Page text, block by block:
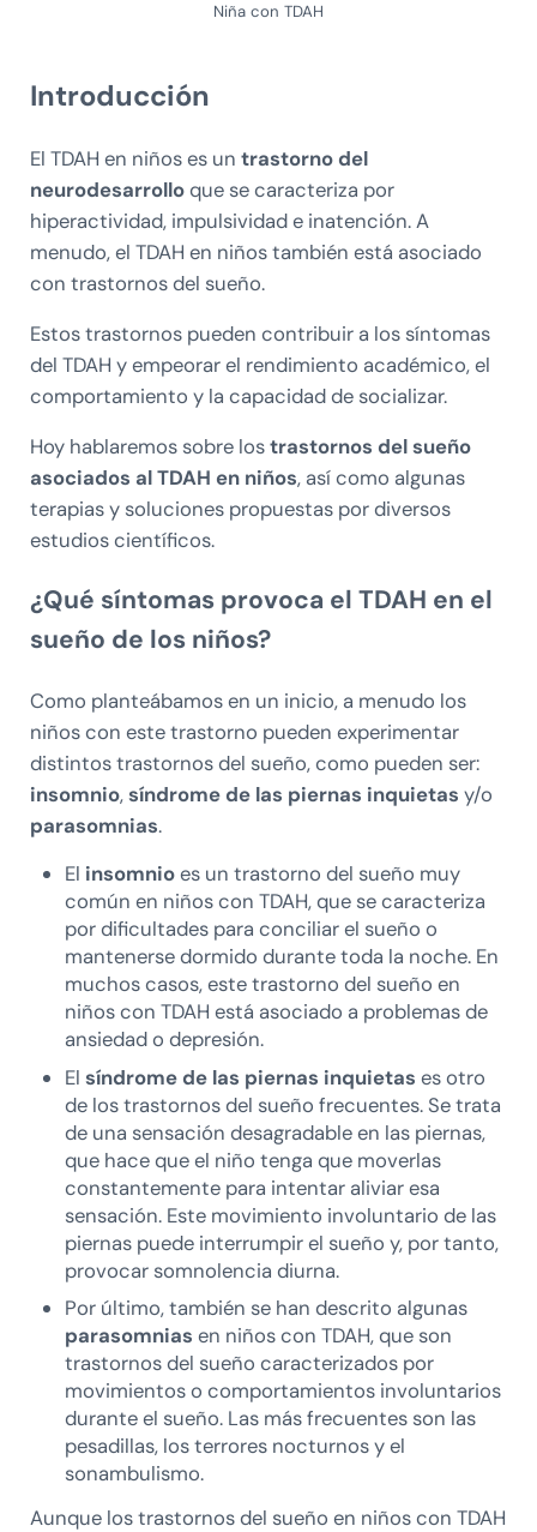
Niña con TDAH
Introducción
El TDAH en niños es un trastorno del
neurodesarrolloque se caracteriza por
hiperactividad, impulsividad e inatención. A
menudo, el TDAH en niños también está asociado
con trastornos del sueño.
Estos trastornos pueden contribuir a los síntomas
del TDAH y empeorar el rendimiento académico, el
comportamiento y la capacidad de socializar.
Hoy hablaremos sobre lostrastornos del sueño
asociados al TDAH en niños, así como algunas
terapias y soluciones propuestas por diversos
estudios científicos.
¿Qué síntomas provoca el TDAH en el
sueño de los niños?
Como planteábamos en un inicio, a menudo los
niños con este trastorno pueden experimentar
distintos trastornos del sueño, como pueden ser:
insomnio,síndrome de las piernas inquietas y/o
parasomnias.
El insomnioes un trastorno del sueño muy
común en niños con TDAH, que se caracteriza
por dificultades para conciliar el sueño o
mantenerse dormido durante toda la noche. En
muchos casos, este trastorno del sueño en
niños con TDAH está asociado a problemas de
ansiedad o depresión.
Elsíndrome de las piernas inquietas es otro
de los trastornos del sueño frecuentes. Se trata
de una sensación desagradable en las piernas,
que hace que el niño tenga que moverlas
constantemente para intentar aliviar esa
sensación. Este movimiento involuntario de las
piernas puede interrumpir el sueño y, por tanto,
provocar somnolencia diurna.
Por último, también se han descrito algunas
parasomnias en niños con TDAH, que son
trastornos del sueño caracterizados por
movimientos o comportamientos involuntarios
durante el sueño. Las más frecuentes son las
pesadillas, los terrores nocturnos y el
sonambulismo.
Aunque los trastornos del sueño en niños con TDAH